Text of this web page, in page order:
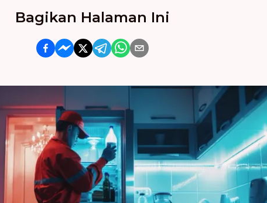
Bagikan Halaman Ini